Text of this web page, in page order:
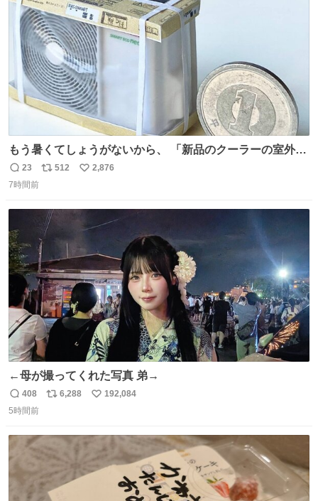
数
もう暑くてしょうがないから、 「新品のクーラーの室外機
のミニチュア」 でも見ていってよ
返
信
23
リ
ト
数
512
い
数
2,876
7時間前
←母が撮ってくれた写真 弟→
返
信
408
リ
ト
数
6,288
い
192,084
5時間前